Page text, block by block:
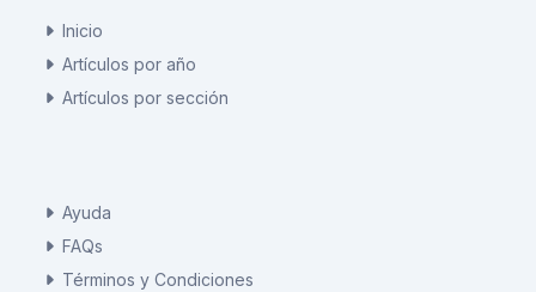
Inicio
Artículos por año
Artículos por sección
Ayuda
FAQs
Términos y Condiciones